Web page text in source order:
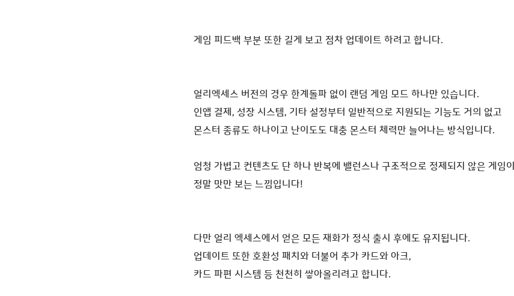
게임 피드백 부분 또한 길게 보고 점차 업데이트 하려고 합니다.
얼리엑세스 버전의 경우 한계돌파 없이 랜덤 게임 모드 하나만 있습니다.
인앱 결제, 성장 시스템, 기타 설정부터 일반적으로 지원되는 기능도 거의 없고
몬스터 종류도 하나이고 난이도도 대충 몬스터 체력만 늘어나는 방식입니다.
엄청 가볍고 컨텐츠도 단 하나 반복에 밸런스나 구조적으로 정제되지 않은 게임
정말 맛만 보는 느낌입니다!
다만 얼리 엑세스에서 얻은 모든 재화가 정식 출시 후에도 유지됩니다.
업데이트 또한 호환성 패치와 더불어 추가 카드와 아크,
카드 파편 시스템 등 천천히 쌓아올리려고 합니다.